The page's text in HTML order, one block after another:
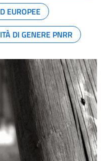
EUROPEE
DI GENERE PNRR